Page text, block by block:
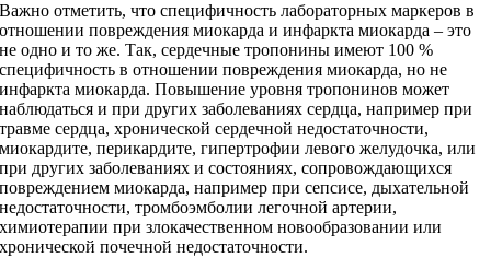
Важно отметить, что специфичность лабораторных маркеров в
отношении повреждения миокарда и инфаркта миокарда – это
не одно и то же. Так, сердечные тропонины имеют 100 %
специфичность в отношении повреждения миокарда, но не
инфаркта миокарда. Повышение уровня тропонинов может
наблюдаться и при других заболеваниях сердца, например при
травме сердца, хронической сердечной недостаточности,
миокардите, перикардите, гипертрофии левого желудочка, или
при других заболеваниях и состояниях, сопровождающихся
повреждением миокарда, например при сепсисе, дыхательной
недостаточности, тромбоэмболии легочной артерии,
химиотерапии при злокачественном новообразовании или
хронической почечной недостаточности.